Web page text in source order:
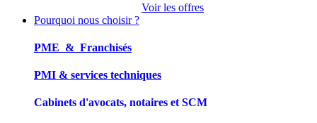
Voir les offres
Pourquoi nous choisir ?
PME & Franchisés
PMI & services techniques
Cabinets d'avocats, notaires et SCM